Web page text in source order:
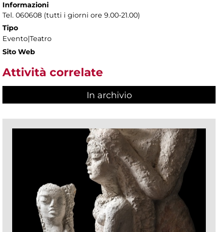
Informazioni
Tel. 060608 (tutti i giorni ore 9.00-21.00)
Tipo
Evento|Teatro
Sito Web
Attività correlate
In archivio